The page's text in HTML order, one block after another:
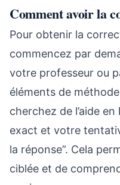
Comment avoir la
Pour obtenir la
commencez par
votre professeur ou
éléments de
cherchez de l’aide
exact et votre
la réponse”. Cela
ciblée et de